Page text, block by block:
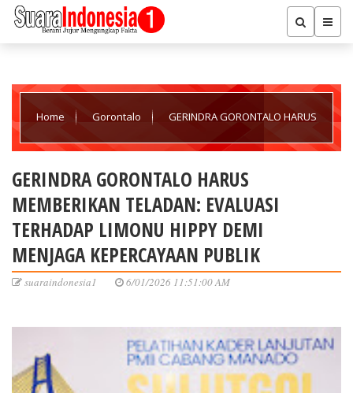
Home Gorontalo GERINDRA GORONTALO HARUS
MENJAGA KEPERCAYAAN PUBLIK
GERINDRA GORONTALO HARUS
MEMBERIKAN TELADAN: EVALUASI
TERHADAP LIMONU HIPPY DEMI
MENJAGA KEPERCAYAAN PUBLIK
suaraindonesia1 6/01/2026 11:51:00 AM